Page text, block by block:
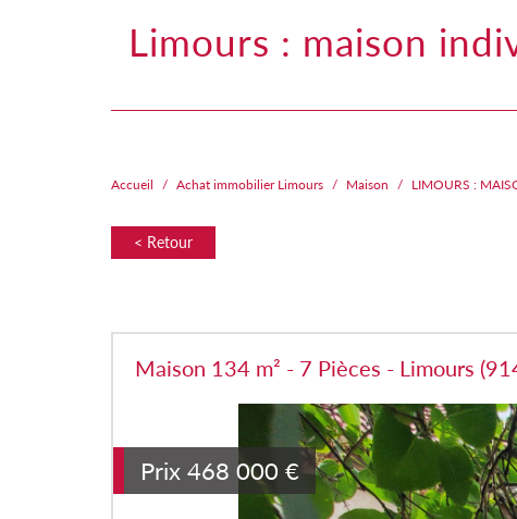
limours : maison individuelle a vendre avec 4 chambres dont une de
Accueil Achat immobilier Limours Maison LIMOURS :
< Retour
Maison 134 m² - 7 Pièces - Limours
Prix 468 000 €